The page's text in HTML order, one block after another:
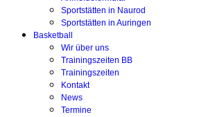
Sportstätten in Naurod
Sportstätten in Auringen
Basketball
Wir über uns
Trainingszeiten BB
Trainingszeiten
Kontakt
News
Termine